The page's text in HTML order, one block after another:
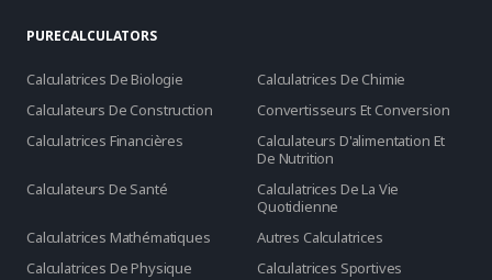
PURECALCULATORS
Calculatrices De Biologie
Calculatrices De Chimie
Calculateurs De Construction
Convertisseurs Et Conversion
Calculatrices Financières
Calculateurs D'alimentation Et
De Nutrition
Calculateurs De Santé
Calculatrices De La Vie
Quotidienne
Calculatrices Mathématiques
Autres Calculatrices
Calculatrices De Physique
Calculatrices Sportives